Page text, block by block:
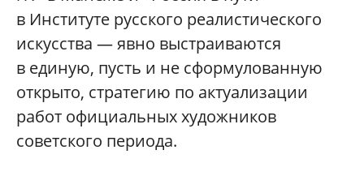
в Институте русского реалистического
искусства — явно выстраиваются
в единую, пусть и не сформулованную
открыто, стратегию по актуализации
работ официальных художников
советского периода.